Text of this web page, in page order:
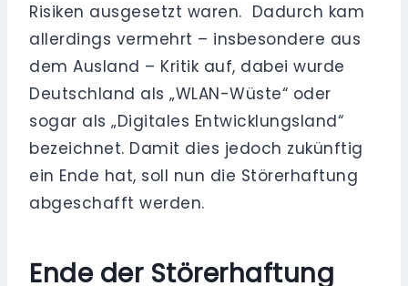
Risiken ausgesetzt waren. Dadurch kam
allerdings vermehrt – insbesondere aus
dem Ausland – Kritik auf, dabei wurde
Deutschland als „WLAN-Wüste“ oder
sogar als „Digitales Entwicklungsland“
bezeichnet. Damit dies jedoch zukünftig
ein Ende hat, soll nun die Störerhaftung
abgeschafft werden.
Ende der Störerhaftung